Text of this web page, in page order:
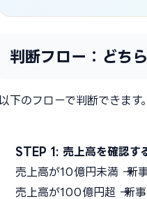
判断フロー：どち
以下のフローで判断できます。
STEP 1: 売上高を確認す
売上高が10億円未満 → 新
売上高が100億円超 → 新